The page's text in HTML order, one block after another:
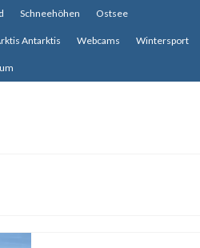
Schneehöhen Ostsee
Antarktis Webcams Wintersport